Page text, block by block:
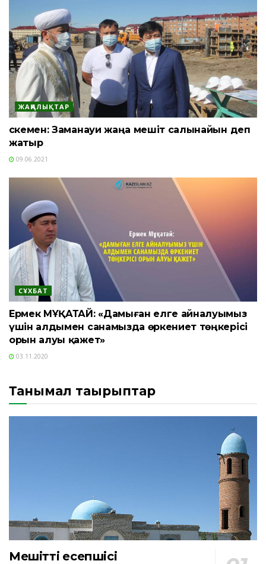
ЖАҢАЛЫҚТАР
Өскемен: Заманауи жаңа мешіт салынайын деп
жатыр
09.06.2021
СҰХБАТ
Ермек МҰҚАТАЙ: «Дамыған елге айналуымыз
үшін алдымен санамызда өркениет төңкерісі
орын алуы қажет»
03.11.2020
Танымал тақырыптар
Мешіттің есепшісі